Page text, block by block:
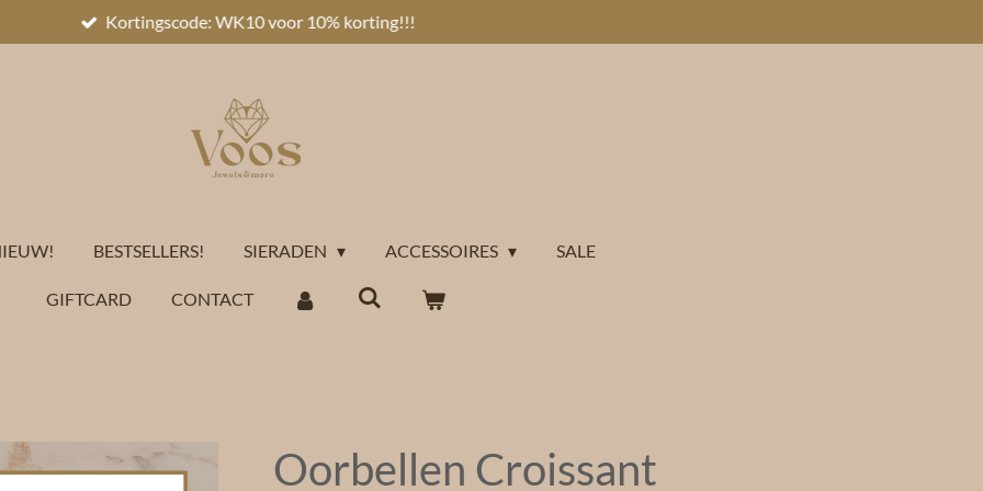
Kortingscode: WK10 voor 10% korting!!!
BESTSELLERS! SIERADEN ACCESSOIRES SALE
GIFTCARD CONTACT
Oorbellen Croissant